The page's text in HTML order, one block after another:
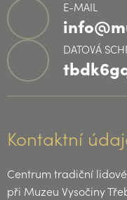
E-MAIL
DATOVÁ
Kontaktní
Centrum tradiční
při Muzeu Vysočiny